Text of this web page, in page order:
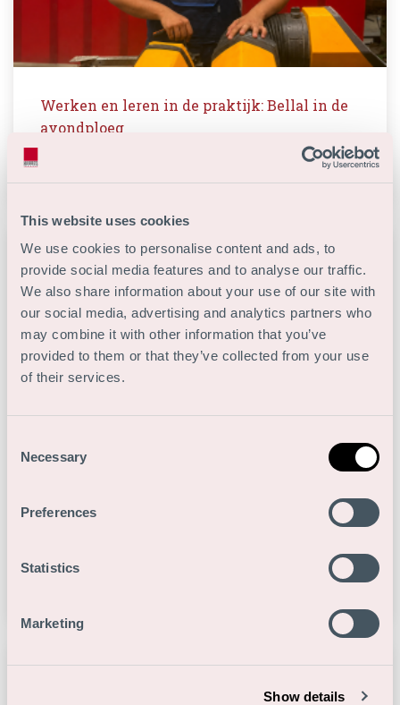
This website uses cookies
We use cookies to personalise content and ads, to
provide social media features and to analyse our traffic.
We also share information about your use of our site with
our social media, advertising and analytics partners who
may combine it with other information that you’ve
provided to them or that they’ve collected from your use
of their services.
Selection
Necessary
Preferences
Statistics
Marketing
Show details
Werken en leren in de praktijk: Bellal in de
avondploeg
Van theorie naar praktijk: hoe Marit haar